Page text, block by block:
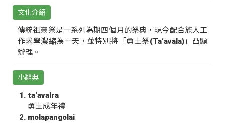
文化介紹
傳統祖靈祭是一系列為期四個月的祭典，現今配合族人工
作求學濃縮為一天，並特別將「勇士祭(Ta‘avala)」凸顯
辦理。
小辭典
ta‘avalra
勇士成年禮
molapangolai